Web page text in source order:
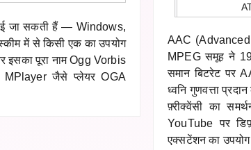
जा सकती हैं — Windows,
में से किसी एक का उपयोग
पूरा नाम Ogg Vorbis
जैसे प्लेयर OGA
AAC (Advanced
MPEG समूह ने
समान बिटरेट पर
ध्वनि गुणवत्ता
फ़्रीक्वेंसी का
YouTube पर
एक्सटेंशन का